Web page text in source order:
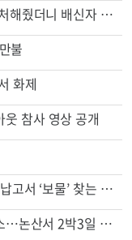
서류 하나만 빠져도 영주권·비자 거부…심사관 재량권 대폭 확대
불
화제
참사 영상 공개
74m짜리 보잉777, 화물기 변신…격납고서 ‘보물’ 찾는 인천공항